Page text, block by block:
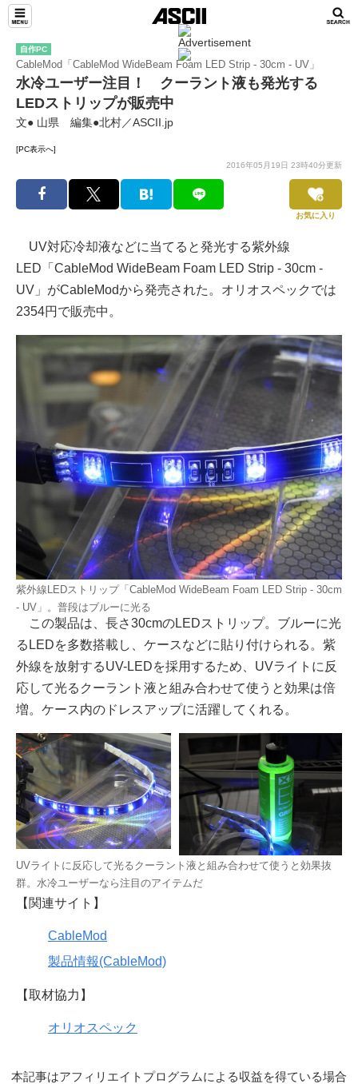
自作PC
CableMod「CableMod WideBeam Foam LED Strip - 30cm - UV」
水冷ユーザー注目！ クーラント液も発光する
LEDストリップが販売中
文● 山県 編集●北村／ASCII.jp
[PC表示へ]
2016年05月19日 23時40分更新
お気に入り
UV対応冷却液などに当てると発光する紫外線
LED「CableMod WideBeam Foam LED Strip - 30cm -
UV」がCableModから発売された。オリオスペックでは
2354円で販売中。
紫外線LEDストリップ「CableMod WideBeam Foam LED Strip - 30cm
- UV」。普段はブルーに光る
この製品は、長さ30cmのLEDストリップ。ブルーに光
るLEDを多数搭載し、ケースなどに貼り付けられる。紫
外線を放射するUV-LEDを採用するため、UVライトに反
応して光るクーラント液と組み合わせて使うと効果は倍
増。ケース内のドレスアップに活躍してくれる。
UVライトに反応して光るクーラント液と組み合わせて使うと効果抜
群。水冷ユーザーなら注目のアイテムだ
【関連サイト】
CableMod
製品情報(CableMod)
【取材協力】
オリオスペック
本記事はアフィリエイトプログラムによる収益を得ている場合